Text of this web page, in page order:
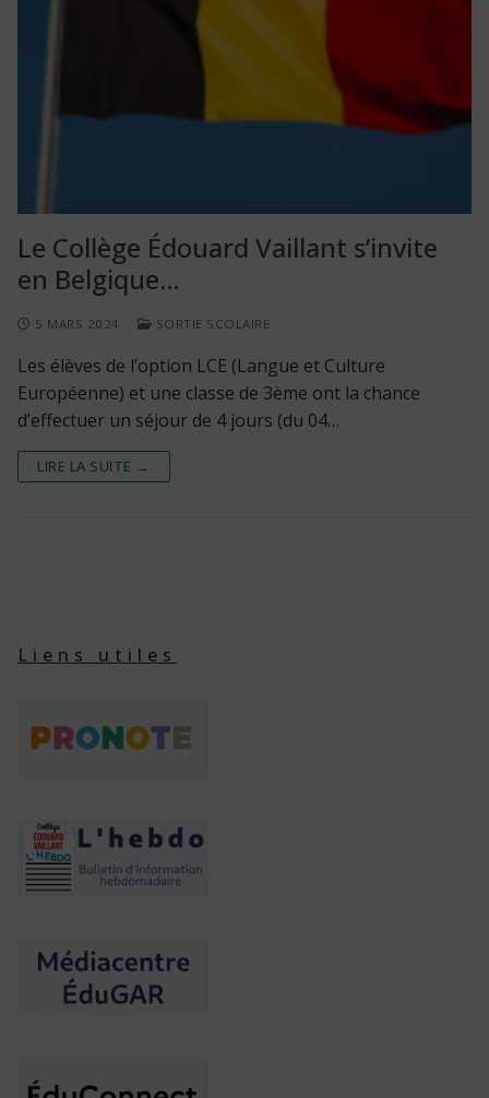
Le Collège Édouard Vaillant s’invite
en Belgique…
5 MARS 2024 SORTIE SCOLAIRE
Les élèves de l’option LCE (Langue et Culture
Européenne) et une classe de 3ème ont la chance
d’effectuer un séjour de 4 jours (du 04…
LIRE LA SUITE →
Liens utiles